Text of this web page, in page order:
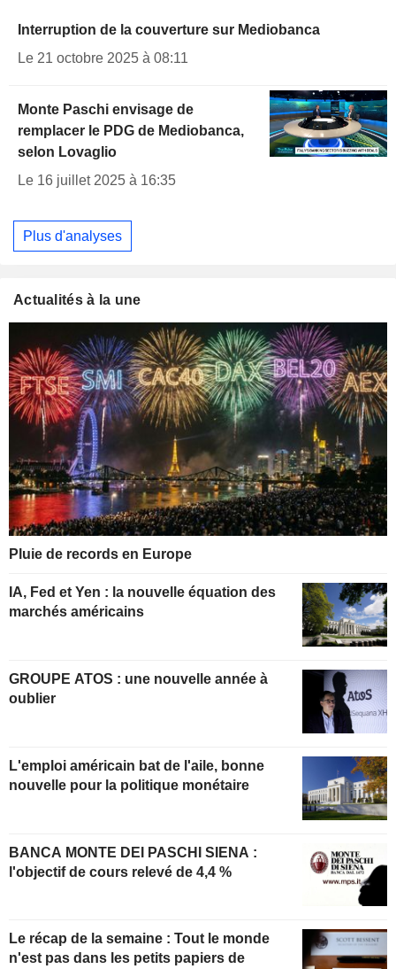
Interruption de la couverture sur Mediobanca
Le 21 octobre 2025 à 08:11
Monte Paschi envisage de
remplacer le PDG de Mediobanca,
selon Lovaglio
Le 16 juillet 2025 à 16:35
Plus d'analyses
Actualités à la une
Pluie de records en Europe
IA, Fed et Yen : la nouvelle équation des
marchés américains
GROUPE ATOS : une nouvelle année à
oublier
L'emploi américain bat de l'aile, bonne
nouvelle pour la politique monétaire
BANCA MONTE DEI PASCHI SIENA :
l'objectif de cours relevé de 4,4 %
Le récap de la semaine : Tout le monde
n'est pas dans les petits papiers de